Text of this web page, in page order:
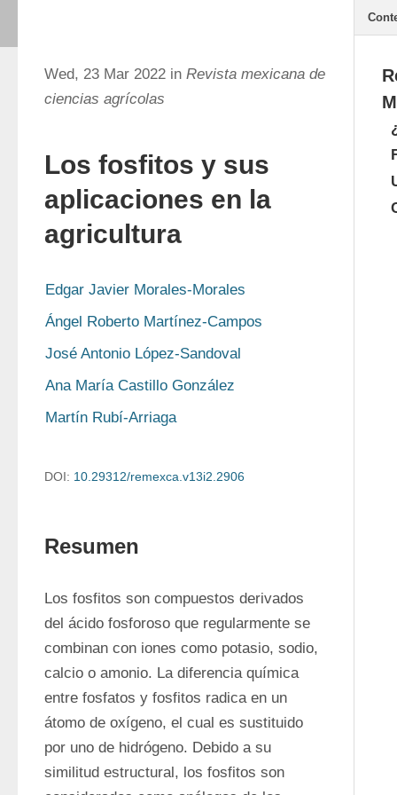
Wed, 23 Mar 2022 in Revista mexicana de
ciencias agrícolas
Los fosfitos y sus
aplicaciones en la
agricultura
Edgar Javier Morales-Morales
Ángel Roberto Martínez-Campos
José Antonio López-Sandoval
Ana María Castillo González
Martín Rubí-Arriaga
DOI: 10.29312/remexca.v13i2.2906
Resumen
Los fosfitos son compuestos derivados
del ácido fosforoso que regularmente se
combinan con iones como potasio, sodio,
calcio o amonio. La diferencia química
entre fosfatos y fosfitos radica en un
átomo de oxígeno, el cual es sustituido
por uno de hidrógeno. Debido a su
similitud estructural, los fosfitos son